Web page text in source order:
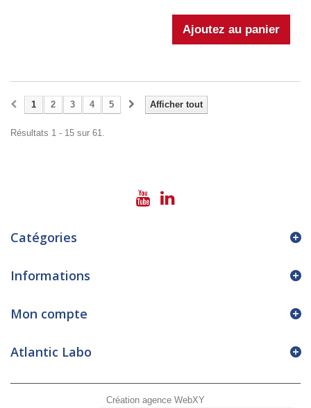
Afficher tout
1 2 3 4 5
Résultats 1 - 15 sur 61.
Catégories
Informations
Création agence WebXY
Mon compte
Atlantic Labo